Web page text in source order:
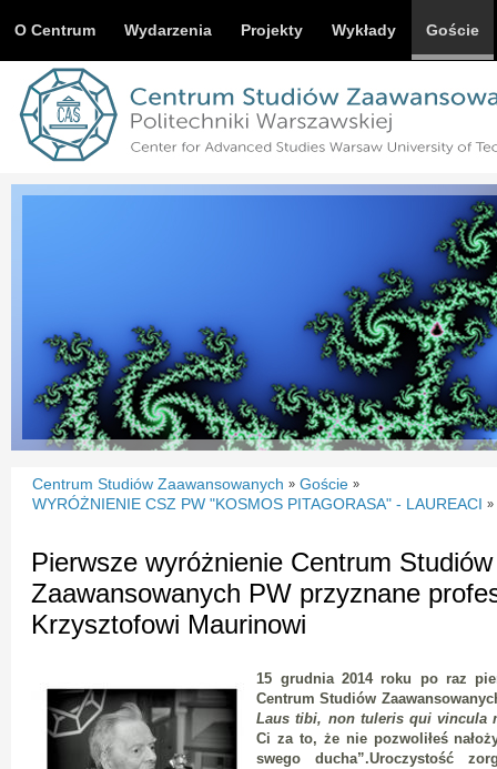
O Centrum Wydarzenia Projekty Wykłady Goście
Centrum Studiów Zaawansowanych » Goście »
WYRÓŻNIENIE CSZ PW "KOSMOS PITAGORASA" - LAUREACI »
Pierwsze wyróżnienie Centrum Studiów
Zaawansowanych PW przyznane
Krzysztofowi Maurinowi
15 grudnia 2014 roku po raz
Centrum Studiów
Laus tibi, non tuleris qui vincula
Ci za to, że nie pozwoliłeś
swego ducha”.Uroczystość